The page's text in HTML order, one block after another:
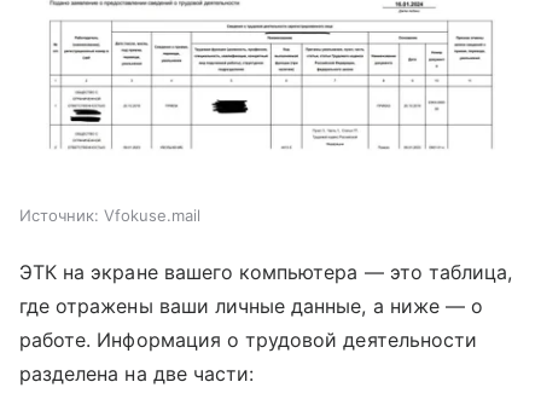
Источник: Vfokuse.mail
ЭТК на экране вашего компьютера — это таблица,
где отражены ваши личные данные, а ниже — о
работе. Информация о трудовой деятельности
разделена на две части: